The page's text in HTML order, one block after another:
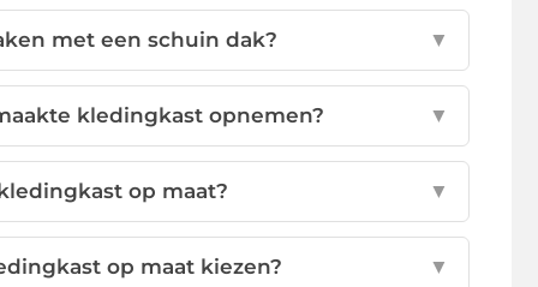
met een schuin dak? ▼
kledingkast opnemen? ▼
op maat? ▼
op maat kiezen? ▼